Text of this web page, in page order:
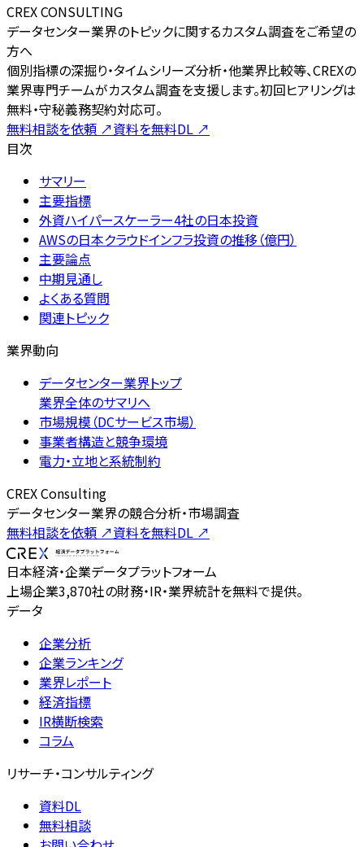
CREX CONSULTING
データセンター業界のトピックに関するカスタム調査をご希望の
方へ
個別指標の深掘り・タイムシリーズ分析・他業界比較等、CREXの
業界専門チームがカスタム調査を支援します。初回ヒアリングは
無料・守秘義務契約対応可。
無料相談を依頼 ↗資料を無料DL ↗
目次
サマリー
主要指標
外資ハイパースケーラー4社の日本投資
AWSの日本クラウドインフラ投資の推移（億円）
主要論点
中期見通し
よくある質問
関連トピック
業界動向
データセンター業界トップ
業界全体のサマリへ
市場規模（DCサービス市場）
事業者構造と競争環境
電力・立地と系統制約
CREX Consulting
データセンター業界の競合分析・市場調査
無料相談を依頼 ↗資料を無料DL ↗
日本経済・企業データプラットフォーム
上場企業3,870社の財務・IR・業界統計を無料で提供。
データ
企業分析
企業ランキング
業界レポート
経済指標
IR横断検索
コラム
リサーチ・コンサルティング
資料DL
無料相談